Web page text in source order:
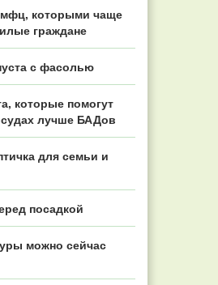
мфц, которыми чаще
граждане
с фасолью
которые помогут
лучше БАДов
для семьи и
посадкой
можно сейчас